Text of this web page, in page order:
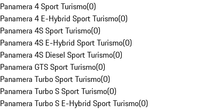
Panamera 4 Sport Turismo(0)
Panamera 4 E-Hybrid Sport Turismo(0)
Panamera 4S Sport Turismo(0)
Panamera 4S E-Hybrid Sport Turismo(0)
Panamera 4S Diesel Sport Turismo(0)
Panamera GTS Sport Turismo(0)
Panamera Turbo Sport Turismo(0)
Panamera Turbo S Sport Turismo(0)
Panamera Turbo S E-Hybrid Sport Turismo(0)